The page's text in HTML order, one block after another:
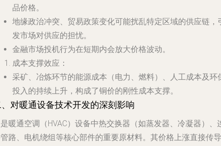
品价格。
地缘政治冲突、贸易政策变化可能扰乱特定区域的供应链，
发市场对供应的担忧。
金融市场投机行为在短期内会放大价格波动。
成本支撑效应 ：
采矿、冶炼环节的能源成本（电力、燃料）、人工成本及环
投入的持续上升，构成了铜价的刚性成本支撑。
对暖通设备技术开发的深刻影响
暖通空调（HVAC）设备中热交换器（如蒸发器、冷凝器）、
路、电机绕组等核心部件的重要原材料。其价格上涨直接传导